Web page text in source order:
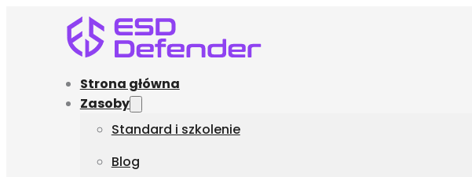
Strona główna
Zasoby
Standard i szkolenie
Blog